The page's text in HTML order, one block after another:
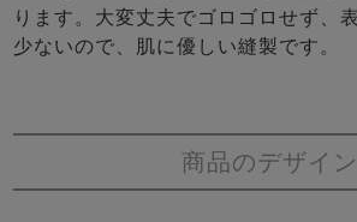
ります。大変丈夫でゴロゴロせず、
少ないので、肌に優しい縫製です。
商品のデザイン